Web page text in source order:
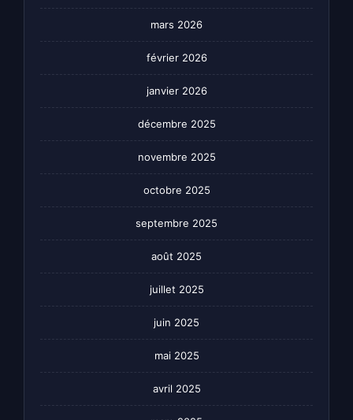
mars 2026
février 2026
janvier 2026
décembre 2025
novembre 2025
octobre 2025
septembre 2025
août 2025
juillet 2025
juin 2025
mai 2025
avril 2025